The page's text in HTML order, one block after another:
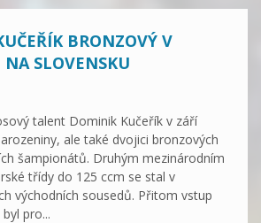
BRONZOVÝ V
NA SLOVENSKU
talent Dominik Kučeřík v září
ale také dvojici bronzových
šampionátů. Druhým mezinárodním
třídy do 125 ccm se stal v
východních sousedů. Přitom vstup
pro...